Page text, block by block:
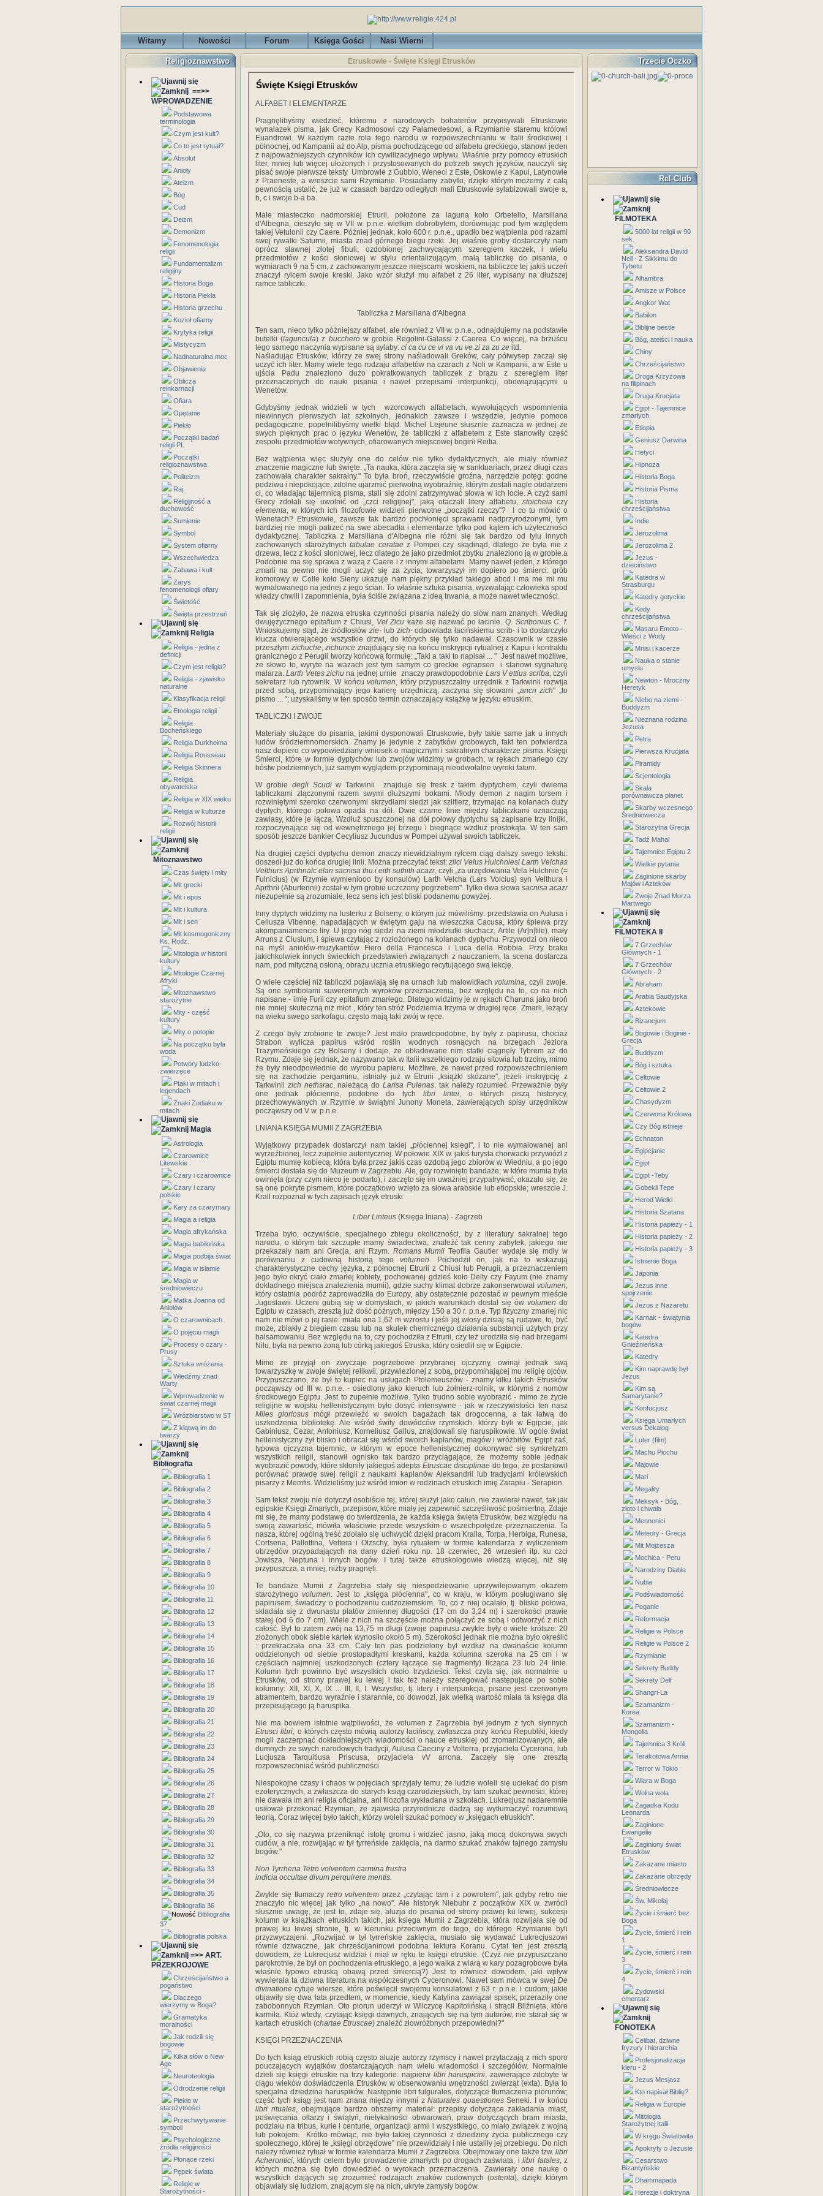
Witamy Nowości Forum Księga Gości Nasi Wierni
Religioznawstwo
==>>
WPROWADZENIE
Podstawowa
terminologia
Czym jest kult?
Co to jest rytuał?
Absolut
Anioły
Ateizm
Bóg
Cud
Deizm
Demonizm
Fenomenologia
religii
Fundamentalizm
religijny
Historia Boga
Historia Piekła
Historia grzechu
Kozioł ofiarny
Krytyka religii
Mistycyzm
Nadnaturalna moc
Objawienia
Oblicza
reinkarnacji
Ofiara
Opętanie
Piekło
Początki badań
religii PL
Początki
religioznawstwa
Politeizm
Raj
Religijność a
duchowość
Sumienie
Symbol
System ofiarny
Wszechwiedza
Zabawa i kult
Zarys
fenomenologii ofiary
Świetość
Święta przestrzeń
Religia
Religia - jedna z
definicji
Czym jest religia?
Religia - zjawisko
naturalne
Klasyfikacja religii
Etnologia religii
Religia
Bocheńskiego
Religia Durkheima
Religia Rousseau
Religia Skinnera
Religia
obywatelska
Religia w XIX wieku
Religia w kulturze
Rozwój historii
religii
Mitoznawstwo
Czas święty i mity
Mit grecki
Mit i epos
Mit i kultura
Mit i sen
Mit kosmogoniczny
Ks. Rodz.
Mitologia w historii
kultury
Mitologie Czarnej
Afryki
Mitoznawstwo
starożytne
Mity - część
kultury
Mity o potopie
Na początku była
woda
Potwory ludzko-
zwierzęce
Ptaki w mitach i
legendach
Znaki Zodiaku w
mitach
Magia
Astrologia
Czarownice
Litewskie
Czary i czarownice
Czary i czarty
polskie
Kary za czarymary
Magia a religia
Magia afrykańska
Magia babilońska
Magia podbija świat
Magia w islamie
Magia w
średniowieczu
Matka Joanna od
Aniołów
O czarownicach
O pojęciu magii
Procesy o czary -
Prusy
Sztuka wróżenia
Wiedźmy znad
Warty
Wprowadzenie w
świat czarnej magii
Wróżbiarstwo w ST
Z klątwą im do
twarzy
Bibliografia
Bibliografia 1
Bibliografia 2
Bibliografia 3
Bibliografia 4
Bibliografia 5
Bibliografia 6
Bibliografia 7
Bibliografia 8
Bibliografia 9
Bibliografia 10
Bibliografia 11
Bibliografia 12
Bibliografia 13
Bibliografia 14
Bibliografia 15
Bibliografia 16
Bibliografia 17
Bibliografia 18
Bibliografia 19
Bibliografia 20
Bibliografia 21
Bibliografia 22
Bibliografia 23
Bibliografia 24
Bibliografia 25
Bibliografia 26
Bibliografia 27
Bibliografia 28
Bibliografia 29
Bibliografia 30
Bibliografia 31
Bibliografia 32
Bibliografia 33
Bibliografia 34
Bibliografia 35
Bibliografia 36
Bibliografia
37
Bibliografia polska
=>> ART.
PRZEKROJOWE
Chrześcijaństwo a
pogaństwo
Dlaczego
wierzymy w Boga?
Gramatyka
moralności
Jak rodzili się
bogowie
Kilka słów o New
Age
Neuroteologia
Odrodzenie religii
Piekło w
starożytności
Przechwytywanie
symboli
Psychologiczne
źródła religijności
Płonące rzeki
Pępek świata
Religie w
Starożytności -
Etruskowie - Święte Księgi Etrusków
Święte Księgi Etrusków
ALFABET I ELEMENTARZE
Pragnęlibyśmy wiedzieć, któremu z narodowych bohaterów przypisywali Etruskowie
wynalazek pisma, jak Grecy Kadmosowi czy Palamedesowi, a Rzymianie staremu królowi
Euandrowi. W każdym razie rola tego narodu w rozpowszechnianiu w Italii środkowej i
północnej, od Kampanii aż do Alp, pisma pochodzącego od alfabetu greckiego, stanowi jeden
z najpoważniejszych czynników ich cywilizacyjnego wpływu. Właśnie przy pomocy etruskich
liter, mniej lub więcej ułożonych i przystosowanych do potrzeb swych języków, nauczyli się
pisać swoje pierwsze teksty Umbrowie z Gubbio, Weneci z Este, Oskowie z Kapui, Latynowie
z Praeneste, a wreszcie sami Rzymianie. Posiadamy zabytki, dzięki którym możemy z całą
pewnością ustalić, że już w czasach bardzo odległych mali Etruskowie sylabizowali swoje a,
b, c i swoje b-a ba.
Małe miasteczko nadmorskiej Etrurii, położone za laguną koło Orbetello, Marsiliana
d'Albegna, cieszyło się w VII w. p.n.e. wielkim dobrobytem, dorównując pod tym względem
takiej Vetulonii czy Caere. Później jednak, koło 600 r. p.n.e., upadło bez wątpienia pod razami
swej rywalki Saturnii, miasta znad górnego biegu rzeki. Jej właśnie groby dostarczyły nam
oprócz sławnej złotej fibuli, ozdobionej zachwycającym szeregiem kaczek, i wielu
przedmiotów z kości słoniowej w stylu orientalizującym, małą tabliczkę do pisania, o
wymiarach 9 na 5 cm, z zachowanym jeszcze miejscami woskiem, na tabliczce tej jakiś uczeń
znaczył rylcem swoje kreski. Jako wzór służył mu alfabet z 26 liter, wypisany na dłuższej
ramce tabliczki.
Tabliczka z Marsiliana d'Albegna
Ten sam, nieco tylko późniejszy alfabet, ale również z VII w. p.n.e., odnajdujemy na podstawie
butelki (laguncula) z buccherow grobie Regolini-Galassi z Caerea Co więcej, na brzuścu
tego samego naczynia wypisane są sylaby: ci ca cu ce vi va vu ve zi za zu ze itd.
Naśladując Etrusków, którzy ze swej strony naśladowali Greków, cały półwysep zaczął się
uczyć ich liter. Mamy wiele tego rodzaju alfabetów na czarach z Noli w Kampanii, a w Este u
ujścia Padu znaleziono dużo pokratkowanych tabliczek z brązu z szeregiem liter
przeznaczonych do nauki pisania i nawet przepisami interpunkcji, obowiązującymi u
Wenetów.
Gdybyśmy jednak widzieli w tych wzorcowych alfabetach, wywołujących wspomnienia
niewinnych pierwszych lat szkolnych, jednakich zawsze i wszędzie, jedynie pomoce
pedagogiczne, popełnilibyśmy wielki błąd. Michel Lejeune słusznie zaznacza w jednej ze
swych pięknych prac o języku Wenetów, że tabliczki z alfabetem z Este stanowiły część
zespołu przedmiotów wotywnych, ofiarowanych miejscowej bogini Reitia.
Bez wątpienia więc służyły one do celów nie tylko dydaktycznych, ale miały również
znaczenie magiczne lub święte. „Ta nauka, która zaczęła się w sanktuariach, przez długi czas
zachowała charakter sakralny." To była broń, rzeczywiście groźna, narzędzie potęg: godne
podziwu i niepokojące, zdolne ujarzmić pierwotną wyobraźnię, którym zostali nagle obdarzeni
ci, co władając tajemnicą pisma, stali się zdolni zatrzymywać słowa w ich locie. A czyż sami
Grecy zdołali się uwolnić od „czci religijnej", jaką otaczali litery alfabetu, stoicheiaczy
elementa, w których ich filozofowie widzieli pierwotne „początki rzeczy''? I co tu mówić o
Wenetach? Etruskowie, zawsze tak bardzo pochłonięci sprawami nadprzyrodzonymi, tym
bardziej nie mogli patrzeć na swe abecadła i elementarze tylko pod kątem ich użyteczności
dydaktycznej. Tabliczka z Marsiliana d'Albegna nie różni się tak bardzo od tylu innych
zachowanych starożytnych tabulae cerataez Pompei czy skądinąd, dlatego że była nie z
drzewa, lecz z kości słoniowej, lecz dlatego że jako przedmiot zbytku znaleziono ją w grobie.a
Podobnie ma się sprawa z wazą z Caere i z innymi alfabetami. Mamy nawet jeden, z którego
zmarli na pewno nie mogli uczyć się za życia, towarzyszył im dopiero po śmierci: grób
komorowy w Colle koło Sieny ukazuje nam piękny przykład takiego abcd i ma me mi mu
wymalowanego na jednej z jego ścian. To właśnie sztuka pisania, wyzwalając człowieka spod
władzy chwili i zapomnienia, była ściśle związana z ideą trwania, a może nawet wieczności.
Tak się złożyło, że nazwa etruska czynności pisania należy do słów nam znanych. Według
dwujęzycznego epitafium z Chiusi, Vel Zicu każe się nazwać po łacinie.Q. Scribonius C. f.
Wnioskujemy stąd, że źródłosłów zie- lub zich-odpowiada łacińskiemu scrib- i to dostarczyło
klucza otwierającego wszystkie drzwi, do których się tylko nadawał. Czasownik w czasie
przeszłym zichuche,zichunce znajdujący się na końcu inskrypcji rytualnej z Kapui i kontraktu
granicznego z Perugii tworzy końcową formułę: „Taki a taki to napisał ... " Jest nawet możliwe,
że słowo to, wyryte na wazach jest tym samym co greckie egrapsen i stanowi sygnaturę
malarza.Larth Vetes zichu na jednej urnie znaczy prawdopodobnie Lars V ettius scriba, czyli
sekretarz lub rytownik. W końcuvolumen, który przypuszczalny urzędnik z Tarkwinii rozwija
przed sobą, przypominający jego karierę urzędniczą, zaczyna się słowami „ancn zich" „to
pismo ... "; uzyskaliśmy w ten sposób termin oznaczający książkę w języku etruskim.
TABLICZKI I ZWOJE
Materiały służące do pisania, jakimi dysponowali Etruskowie, były takie same jak u innych
ludów śródziemnomorskich. Znamy je jedynie z zabytków grobowych, fakt ten potwierdza
nasz dopiero co wypowiedziany wniosek o magicznym i sakralnym charakterze pisma. Księgi
Śmierci, które w formie dyptychów lub zwojów widzimy w grobach, w rękach zmarłego czy
bóstw podziemnych, już samym wyglądem przypominają nieodwołalne wyroki fatum.
W grobie degli Scudiw Tarkwinii znajduje się fresk z takim dyptychem, czyli dwiema
tabliczkami złączonymi razem swymi dłuższymi bokami. Młody demon z nagim torsem i
rozwiniętymi szeroko czerwonymi skrzydłami siedzi jak szlifierz, trzymając na kolanach duży
dyptych, którego połowa opada na dół. Dwie czarne linie między tabliczkami oznaczają
zawiasy, które je łączą. Wzdłuż spuszczonej na dół połowy dyptychu są zapisane trzy linijki,
rozpoczynające się od wewnętrznego jej brzegu i biegnące wzdłuż prostokąta. W ten sam
sposób jeszcze bankier Cecyliusz Jucundus w Pompei używał swoich tabliczek.
Na drugiej części dyptychu demon znaczy niewidzialnym rylcem ciąg dalszy swego tekstu:
doszedł już do końca drugiej linii. Można przeczytać tekst: zilci Velus Hulchniesi Larth Velchas
Velthurs Aprthnalc elan sacnisa thu.i eith suthith acazr, czyli „za urzędowania Vela Hulchnie (=
Fulnicius) (w Rzymie wymieniooo by konsulów) Larth Velcha (Lars Volcius) syn Velthura i
Aprthni (Aburtennii) został w tym grobie uczczony pogrzebem". Tylko dwa słowa sacnisa acazr
niezupełnie są zrozumiałe, lecz sens ich jest bliski podanemu powyżej.
Inny dyptych widzimy na lusterku z Bolseny, o którym już mówiliśmy: przedstawia on Aulusa i
Celiusza Vibennę, napadających w świętym gaju na wieszczka Cacusa, który śpiewa przy
akompaniamencie liry. U jego nóg siedzi na ziemi młodziutki słuchacz, Artile (Ar[n]tile), mały
Arruns z Clusium, i śpiewa czytając z rozłożonego na kolanach dyptychu. Przywodzi on nieco
na myśl aniołów-muzykantów Fiero della Francesca i Luca della Robbia. Przy braku
jakichkolwiek innych świeckich przedstawień związanych z nauczaniem, ta scena dostarcza
nam, pod mityczną osłoną, obrazu ucznia etruskiego recytującego swą lekcję.
O wiele częściej niż tabliczki pojawiają się na urnach lub malowidłachvolumina, czyli zwoje.
Są one symbolami suwerennych wyroków przeznaczenia, bez względu na to, co na nich
napisane - imię Furii czy epitafium zmarłego. Dlatego widzimy je w rękach Charuna jako broń
nie mniej skuteczną niż młot , który ten stróż Podziemia trzyma w drugiej ręce. Zmarli, leżący
na wieku swego sarkofagu, często mają taki zwój w ręce.
Z czego były zrobione te zwoje? Jest mało prawdopodobne, by były z papirusu, chociaż
Strabon wylicza papirus wśród roślin wodnych rosnących na brzegach Jeziora
Trazymeńskiego czy Bolseny i dodaje, że obładowane nim statki ciągnęły Tybrem aż do
Rzymu. Zdaje się jednak, że nazywano tak w Italii wszelkiego rodzaju sitowia lub trzciny, mimo
że były nieodpowiednie do wyrobu papieru. Możliwe, że nawet przed rozpowszechnieniem
się na zachodzie pergaminu, istniały już w Etrurii „książki skózane", jeżeli inskrypcję z
Tarkwinii zich nethsrac, należącą doLarisa Pulenas, tak należy rozumieć. Przeważnie były
one jednak płócienne, podobne do tychlibri lintei, o których piszą historycy,
przechowywanych w Rzymie w świątyni Junony Moneta, zawierających spisy urzędników
począwszy od V w. p.n.e.
LNIANA KSIĘGA MUMII Z ZAGRZEBIA
Wyjątkowy przypadek dostarczył nam takiej „płóciennej księgi", i to nie wymalowanej ani
wyrzeźbionej, lecz zupełnie autentycznej. W połowie XIX w. jakiś turysta chorwacki przywiózł z
Egiptu mumię kobiecą, która była przez jakiś czas ozdobą jego zbiorów w Wiedniu, a po jego
śmierci dostała się do Muzeum w Zagrzebiu. Ale, gdy rozwinięto bandaże, w które mumia była
owinięta (przy czym nieco je podarto), i zaczęto się im uważniej przypatrywać, okazało się, że
są one pokryte pismem, które początkowo wzięto za słowa arabskie lub etiopskie; wreszcie J.
Krall rozpoznał w tych zapisach język etruski
Liber Linteus (Księga lniana) - Zagrzeb
Trzeba było, oczywiście, specjalnego zbiegu okoliczności, by z literatury sakralnej tego
narodu, o którym tak szczupłe mamy świadectwa, znaleźć tak cenny zabytek, jakiego nie
przekazały nam ani Grecja, ani Rzym. Romans Mumii Teofila Gautier wydaje się mdły w
porównaniu z cudowną historią tego volurnen. Pochodził on, jak na to wskazują
charakterystyczne cechy języka, z północnej Etrurii z Chiusi lub Perugii, a przeznaczeniem
jego było okryć ciało zmarłej kobiety, pochowanej gdzieś koło Delty czy Fayum (nie znamy
dokładnego miejsca znalezienia mumii), gdzie suchy klimat dobrze zakonserwował volumen,
który ostatnia podróż zaprowadziła do Europy, aby ostatecznie pozostać w pewnym mieście
Jugosławii. Uczeni gubią się w domysłach, w jakich warunkach dostał się ów volumen do
Egiptu w czasach, zresztą już dość późnych, między 150 a 30 r. p.n.e. Typ fizyczny zmarłej nic
nam nie mówi o jej rasie: miała ona 1,62 m wzrostu i jeśli jej włosy dzisiaj są rudawe, to, być
może, zblakły z biegiem czasu lub na skutek chemicznego działania substancji użytych przy
balsamowaniu. Bez względu na to, czy pochodziła z Etrurii, czy też urodziła się nad brzegami
Nilu, była na pewno żoną lub córką jakiegoś Etruska, który osiedlił się w Egipcie.
Mimo że przyjął on zwyczaje pogrzebowe przybranej ojczyzny, owinął jednak swą
towarzyszkę w zwoje świętej relikwii, przywiezionej z sobą, przypominającej mu religię ojców.
Przypuszczano, że był to kupiec na usługach Ptolemeuszów - znamy kilku takich Etrusków
począwszy od III w. p.n.e. - osiedlony jako kleruch lub żołnierz-rolnik, w którymś z nomów
środkowego Egiptu. Jest to zupełnie możliwe. Tylko trudno sobie wyobrazić - mimo że życie
religijne w wojsku hellenistycznym było dosyć intensywne - jak w rzeczywistości ten nasz
Miles gloriosus mógł przewieźć w swoich bagażach tak drogocenną, a tak łatwą do
uszkodzenia bibliotekę. Ale wśród świty dowódców rzymskich, którzy byli w Egipcie, jak
Gabiniusz, Cezar, Antoniusz, Korneliusz Gallus, znajdowali się haruspikowie. W ogóle świat
hellenistyczny żył blisko i obracał się wśród swoich kapłanów, magów i wróżbitów. Egipt zaś,
typowa ojczyzna tajemnic, w którym w epoce hellenistycznej dokonywać się synkretyzm
wszystkich religii, stanowił ognisko tak bardzo przyciągające, że możemy sobie jednak
wyobrazić powody, które skłoniły jakiegoś adepta Etruscae disciplinae do tego, że postanowił
porównać prawdę swej religii z naukami kapłanów Aleksandrii lub tradycjami królewskich
pisarzy z Memfis. Widzieliśmy już wśród imion w rodzinach etruskich imię Zarapiu - Serapion.
Sam tekst zwoju nie dotyczył osobiście tej, której służył jako całun, nie zawierał nawet, tak jak
egipskie Księgi Zmarłych, przepisów, które miały jej zapewnić szczęśliwość pośmiertną. Zdaje
mi się, że mamy podstawę do twierdzenia, że każda księga święta Etrusków, bez względu na
swoją zawartość, mówiła właściwie przede wszystkim o wszechpotędze przeznaczenia. Ta
nasza, której ogólną treść zdołało się uchwycić dzięki pracom Kralla, Torpa, Herbiga, Runesa,
Cortsena, Pallottina, Vettera i Olzschy, była rytuałem w formie kalendarza z wyliczeniem
obrzędów przypadających na dany dzień roku np. 18 czerwiec, 26 wrzesień itp. ku czci
Jowisza, Neptuna i innych bogów. I tutaj także etruskologowie wiedzą więcej, niż się
przypuszcza, a mniej, niżby pragnęli.
Te bandaże Mumii z Zagrzebia stały się niespodziewanie uprzywilejowanym okazem
starożytnegovolumen. Jest to „księga płócienna", co w kraju, w którym posługiwano się
papirusem, świadczy o pochodzeniu cudzoziemskim. To, co z niej ocalało, tj. blisko połowa,
składała się z dwunastu płatów zmiennej długości (17 cm do 3,24 m) i szerokości prawie
stałej (od 6 do 7 cm). Wiele z nich na szczęście można połączyć ze sobą i odtworzyć z nich
całość. Był to zatem zwój na 13,75 m długi (zwoje papirusu zwykle były o wiele krótsze: 20
złożonych obok siebie kartek wynosiło około 5 m). Szerokości jednak nie można było określić
: przekraczała ona 33 cm. Cały ten pas podzielony był wzdłuż na dwanaście kolumn
oddzielonych od siebie prostopadłymi kreskami, każda kolumna szeroka na 25 cm i w
częściach najmniej uszkodzonych (cztery łączące się fragmenty) licząca 23 lub 24 linie.
Kolumn tych powinno być wszystkich około trzydzieści. Tekst czyta się, jak normalnie u
Etrusków, od strony prawej ku lewej i tak też należy szeregować następujące po sobie
kolumny: XII, XI, X, IX ... III, II, I. Wszystko, tj. litery i interpunkcja, pisane jest czerwonym
atramentem, bardzo wyraźnie i starannie, co dowodzi, jak wielką wartość miała ta księga dla
przepisującego ją haruspika.
Nie ma bowiem istotnie wątpliwości, że volumen z Zagrzebia był jednym z tych słynnych
Etrusci libri, o których często mówią autorzy łacińscy, zwłaszcza przy końcu Republiki, kiedy
mogli zaczerpnąć dokładniejszych wiadomości o nauce etruskiej od zromanizowanych, ale
dumnych ze swych narodowych tradycji, Aulusa Caeciny z Volterra, przyjaciela Cycerona, lub
Lucjusza Tarquitiusa Priscusa, przyjaciela vV arrona. Zaczęły się one zresztą
rozpowszechniać wśród publiczności.
Niespokojne czasy i chaos w pojęciach sprzyjały temu, że ludzie woleli się uciekać do pism
ezoterycznych, a zwłaszcza do starych ksiąg czarodziejskich, by tam szukać pewności, której
nie dawała im ani religia oficjalna, ani filozofia wykładana w szkołach. Lukrecjusz nadaremnie
usiłował przekonać Rzymian, że zjawiska przyrodnicze dadzą się wytłumaczyć rozumową
teorią. Coraz więcej było takich, którzy woleli szukać pomocy w „księgach etruskich".
„Oto, co się nazywa przeniknąć istotę gromu i widzieć jasno, jaką mocą dokonywa swych
cudów, a nie, rozwijając w tył tyrreńskie zaklęcia, na darmo szukać znaków tajnego zamysłu
bogów."
Non Tyrrhena Tetro volventem carmina frustra
indicia occultae divum perquirere mentis.
Zwykle się tłumaczy retro volventem przez „czytając tam i z powrotem", jak gdyby retro nie
znaczyło nic więcej jak tylko „na nowo". Ale historyk Niebuhr z początków XIX w. zwrócił
słusznie uwagę, że jest to, zdaje się, aluzja do pisania od strony prawej ku lewej, sukcesji
kolumn w książkach etruskich takich, jak księga Mumii z Zagrzebia, która rozwijała się od
prawej ku lewej stronie, tj. w kierunku przeciwnym do tego, do którego Rzymianie byli
przyzwyczajeni. „Rozwijać w tył tyrreńskie zaklęcia„ musiało się wydawać Lukrecjuszowi
równie dziwaczne, jak chrześcijaninowi podobna lektura Koranu. Cytat ten jest zresztą
dowodem, że Lukrecjusz widział i miał w ręku te księgi etruskie. (Czyż nie przypuszczano
parokrotnie, że był on pochodzenia etruskiego, a jego walka z wiarą w kary pozagrobowe była
właśnie typowo etruską obawą przed śmiercią?) Jest to również dowodem, jaki wpływ
wywierała ta dziwna literatura na współczesnych Cyceronowi. Nawet sam mówca w swej De
divinatione cytuje wiersze, które poświęcił swojemu konsulatowi z 63 r. p.n.e. i cudom, jakie
objawiły się dwa lata przedtem, w momencie, kiedy Katylina zawiązał spisek; przeraziły one
zabobonnych Rzymian. Oto piorun uderzył w Wilczycę Kapitolińską i strącił Bliźnięta, które
karmiła. Któż wtedy, czytając księgi dawnych, znających się na tym autorów, nie starał się w
kartach etruskich (chartae Etruscae) znaleźć złowróżbnych przepowiedni?"
KSIĘGI PRZEZNACZENIA
Do tych ksiąg etruskich robią często aluzje autorzy rzymscy i nawet przytaczają z nich sporo
pouczających wyjątków dostarczających nam wielu wiadomości i szczegółów. Normalnie
dzieli się księgi etruskie na trzy kategorie: najpierw libri haruspicini, zawierające zdobyte w
ciągu wieków doświadczenia Etrusków w obserwowaniu wnętrzności zwierząt (exta). Była to
specjalna dziedzina haruspików. Następnie libri fulgurales, dotyczące tłumaczenia piorunów;
część tych ksiąg jest nam znana między innymi zNaturales quaestionesSeneki. I w końcu
libri rituales, obejmujące bardzo obszerny materiał: przepisy dotyczące zakładania miast,
poświęcania ołtarzy i świątyń, nietykalności obwarowań, praw dotyczących bram miasta,
podziału na tribus, kurie i centurie, organizacji armii i wszystkiego, co miało związek z wojną
lub pokojem. Krótko mówiąc, nie było takiej czynności z dziedziny życia publicznego czy
społecznego, której te „księgi obrzędowe" nie przewidziały i nie ustaliły jej przebiegu. Do nich
należy również rytuał w formie kalendarza Mumii z Zagrzebia. Obejmowały one także tzw. libri
Acherontici, których celem było prowadzenie zmarłych po drogach zaświata, ilibri fatales, z
których można się było dowiedzieć o wyrokach przeznaczenia. Zawierały one naukę o
wszystkich dających się zrozumieć rodzajach znaków cudownych (ostenta), dzięki którym
objawiały się ludziom, znającym się na nich, ukryte zamysły bogów.
Trzecie Oczko
Rel-Club
FILMOTEKA
5000 lat religii w 90
sek.
Aleksandra David
Nell - Z Sikkimu do
Tybetu
Alhambra
Amisze w Polsce
Angkor Wat
Babilon
Biblijne bestie
Bóg, ateiści i nauka
Chiny
Chrześcijaństwo
Droga Krzyżowa
na filipinach
Druga Krucjata
Egipt - Tajemnice
zmarłych
Etiopia
Geniusz Darwina
Hetyci
Hipnoza
Historia Boga
Historia Pisma
Historia
chrześcijaństwa
Indie
Jerozolima
Jerozolima 2
Jezus -
dzieciństwo
Katedra w
Strasburgu
Katedry gotyckie
Kody
chrześcijaństwa
Masaru Emoto -
Wieści z Wody
Mnisi i kacerze
Nauka o stanie
umyslu
Newton - Mroczny
Heretyk
Niebo na ziemi -
Buddyzm
Nieznana rodzina
Jezusa
Petra
Pierwsza Krucjata
Piramidy
Scjentologia
Skala
porównawcza planet
Skarby wczesnego
Średniowiecza
Starożytna Grecja
Tadź Mahal
Tajemnice Egiptu 2
Wielkie pytania
Zaginione skarby
Majów i Azteków
Zwoje Znad Morza
Martwego
FILMOTEKA II
7 Grzechów
Głównych - 1
7 Grzechów
Głównych - 2
Abraham
Arabia Saudyjska
Aztekowie
Bizancjum
Bogowie i Boginie -
Grecja
Buddyzm
Bóg i sztuka
Celtowie
Celtowie 2
Chasydyzm
Czerwona Królowa
Czy Bóg istnieje
Echnaton
Egipcjanie
Egipt
Egipt -Teby
Gobekli Tepe
Herod Wielki
Historia Szatana
Historia papieży - 1
Historia papieży - 2
Historia papieży - 3
Istnienie Boga
Japonia
Jezus inne
spojrzenie
Jezus z Nazaretu
Karnak - świątynia
bogów
Katedra
Gnieźnieńska
Katedry
Kim naprawdę był
Jezus
Kim są
Samarytanie?
Konfucjusz
Księga Umarłych
versus Dekalog
Luter (film)
Machu Picchu
Majowie
Mari
Megality
Meksyk - Bóg,
złoto i chwała
Mennonici
Meteory - Grecja
Mit Mojżesza
Mochica - Peru
Narodziny Diabła
Nubia
Podświadomość
Poganie
Reformacja
Religie w Polsce
Religie w Polsce 2
Rzymianie
Sekrety Buddy
Sekrety Delf
Shangri-La
Szamanizm -
Korea
Szamanizm -
Mongolia
Tajemnica 3 Króli
Terakotowa Armia
Terror w Tokio
Wiara w Boga
Wolna wola
Zagadka Kodu
Leonarda
Zaginione
Ewangelie
Zaginiony świat
Etrusków
Zakazane miasto
Zakazane obrzędy
Średniowiecze
Św. Mikołaj
Życie i śmierć bez
Boga
Życie, śmierć i rein
1
Życie, śmierć i rein
3
Życie, śmierć i rein
4
Żydowski
cmentarz
FONOTEKA
Celibat, dziwne
fryzury i hierarchia
Profesjonalizacja
kleru - 2
Jezus Mesjasz
Kto napisał Biblię?
Religia w Europie
Mitologia
Starożytnej Italii
W kręgu Światowita
Apokryfy o Jezusie
Cesarstwo
Bizantyńskie
Dhammapada
Herezje i doktryna